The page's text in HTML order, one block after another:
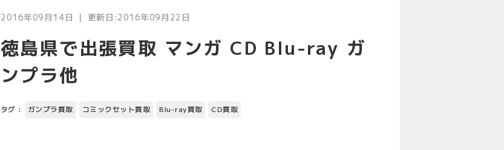
2016年09月14日 ｜ 更新日:2016年09月22日
徳島県で出張買取 マンガ CD Blu-ray ガ
ンプラ他
タグ : ガンプラ買取 コミックセット買取 Blu-ray買取 CD買取